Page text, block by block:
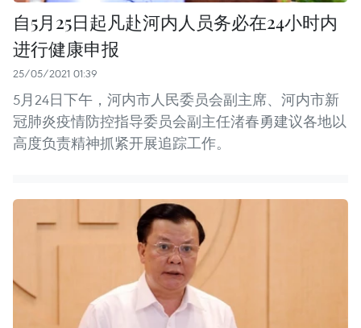
自5月25日起凡赴河内人员务必在24小时内
进行健康申报
25/05/2021 01:39
5月24日下午，河内市人民委员会副主席、河内市新
冠肺炎疫情防控指导委员会副主任渚春勇建议各地以
高度负责精神抓紧开展追踪工作。